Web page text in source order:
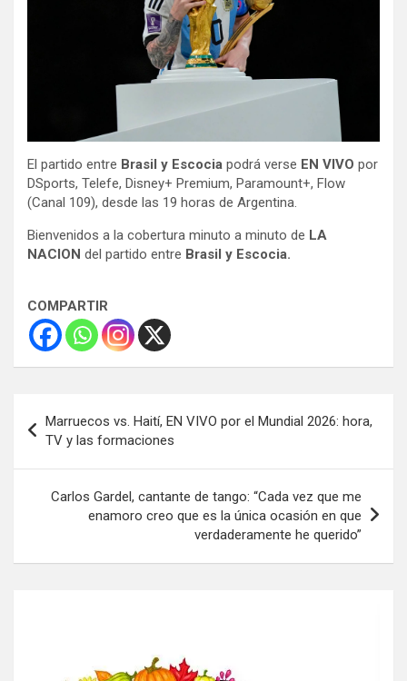
El partido entre Brasil y Escocia podrá verse EN VIVO por
DSports, Telefe, Disney+ Premium, Paramount+, Flow
(Canal 109), desde las 19 horas de Argentina.
Bienvenidos a la cobertura minuto a minuto de LA
NACION del partido entre Brasil y Escocia.
COMPARTIR
de
entradas
Marruecos vs. Haití, EN VIVO por el Mundial 2026: hora,
TV y las formaciones
Carlos Gardel, cantante de tango: “Cada vez que me
enamoro creo que es la única ocasión en que
verdaderamente he querido”